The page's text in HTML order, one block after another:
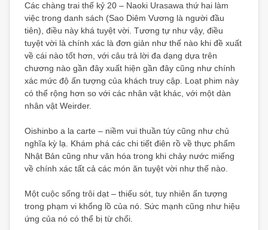
Các chàng trai thế kỷ 20 – Naoki Urasawa thứ hai làm
việc trong danh sách (Sao Diêm Vương là người đầu
tiên), điều này khá tuyệt vời. Tương tự như vậy, điều
tuyệt vời là chính xác là đơn giản như thế nào khi đề xuất
về cái nào tốt hơn, với câu trả lời đa dạng dựa trên
chương nào gần đây xuất hiện gần đây cũng như chính
xác mức độ ấn tượng của khách truy cập. Loạt phim này
có thể rộng hơn so với các nhân vật khác, với một dàn
nhân vật Weirder.
Oishinbo a la carte – niềm vui thuần túy cũng như chủ
nghĩa kỳ lạ. Khám phá các chi tiết điên rồ về thực phẩm
Nhật Bản cũng như văn hóa trong khi chảy nước miếng
về chính xác tất cả các món ăn tuyệt vời như thế nào.
Một cuộc sống trôi dạt – thiếu sót, tuy nhiên ấn tượng
trong phạm vi khổng lồ của nó. Sức mạnh cũng như hiệu
ứng của nó có thể bị từ chối.